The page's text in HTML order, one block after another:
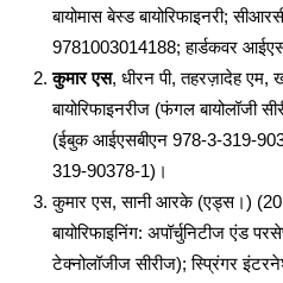
बायोमास बेस्ड बायोरिफाइनरी;
9781003014188; हार्डकवर
कुमार एस, धीरन पी, तहरज़ादेह
बायोरिफाइनरीज (फंगल बायोलॉजी
(ईबुक आईएसबीएन 978-3-319-
319-90378-1)।
कुमार एस, सानी आरके (एड्स।)
बायोरिफाइनिंग: अपॉर्चुनिटीज एंड
टेक्नोलॉजीज सीरीज); स्प्रिंगर